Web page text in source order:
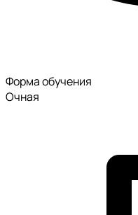
Форма обучения
Очная